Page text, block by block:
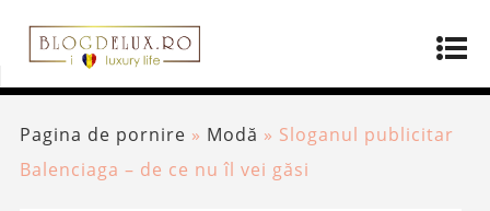
Pagina de pornire » Modă » Sloganul publicitar
Balenciaga – de ce nu îl vei găsi